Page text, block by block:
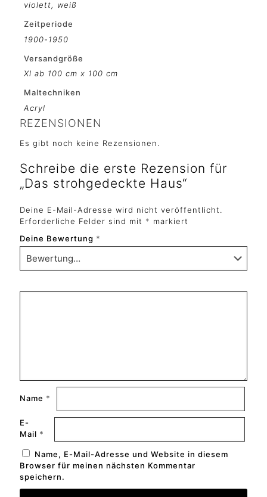
violett, weiß
Zeitperiode
1900-1950
Versandgröße
Xl ab 100 cm x 100 cm
Maltechniken
Acryl
REZENSIONEN
Es gibt noch keine Rezensionen.
Schreibe die erste Rezension für
„Das strohgedeckte Haus“
Deine E-Mail-Adresse wird nicht veröffentlicht.
Erforderliche Felder sind mit * markiert
Deine Bewertung *
Name *
E-
Mail *
Name, E-Mail-Adresse und Website in diesem
Browser für meinen nächsten Kommentar
speichern.